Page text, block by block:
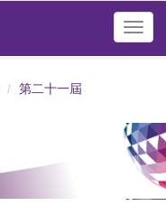
第二十一屆